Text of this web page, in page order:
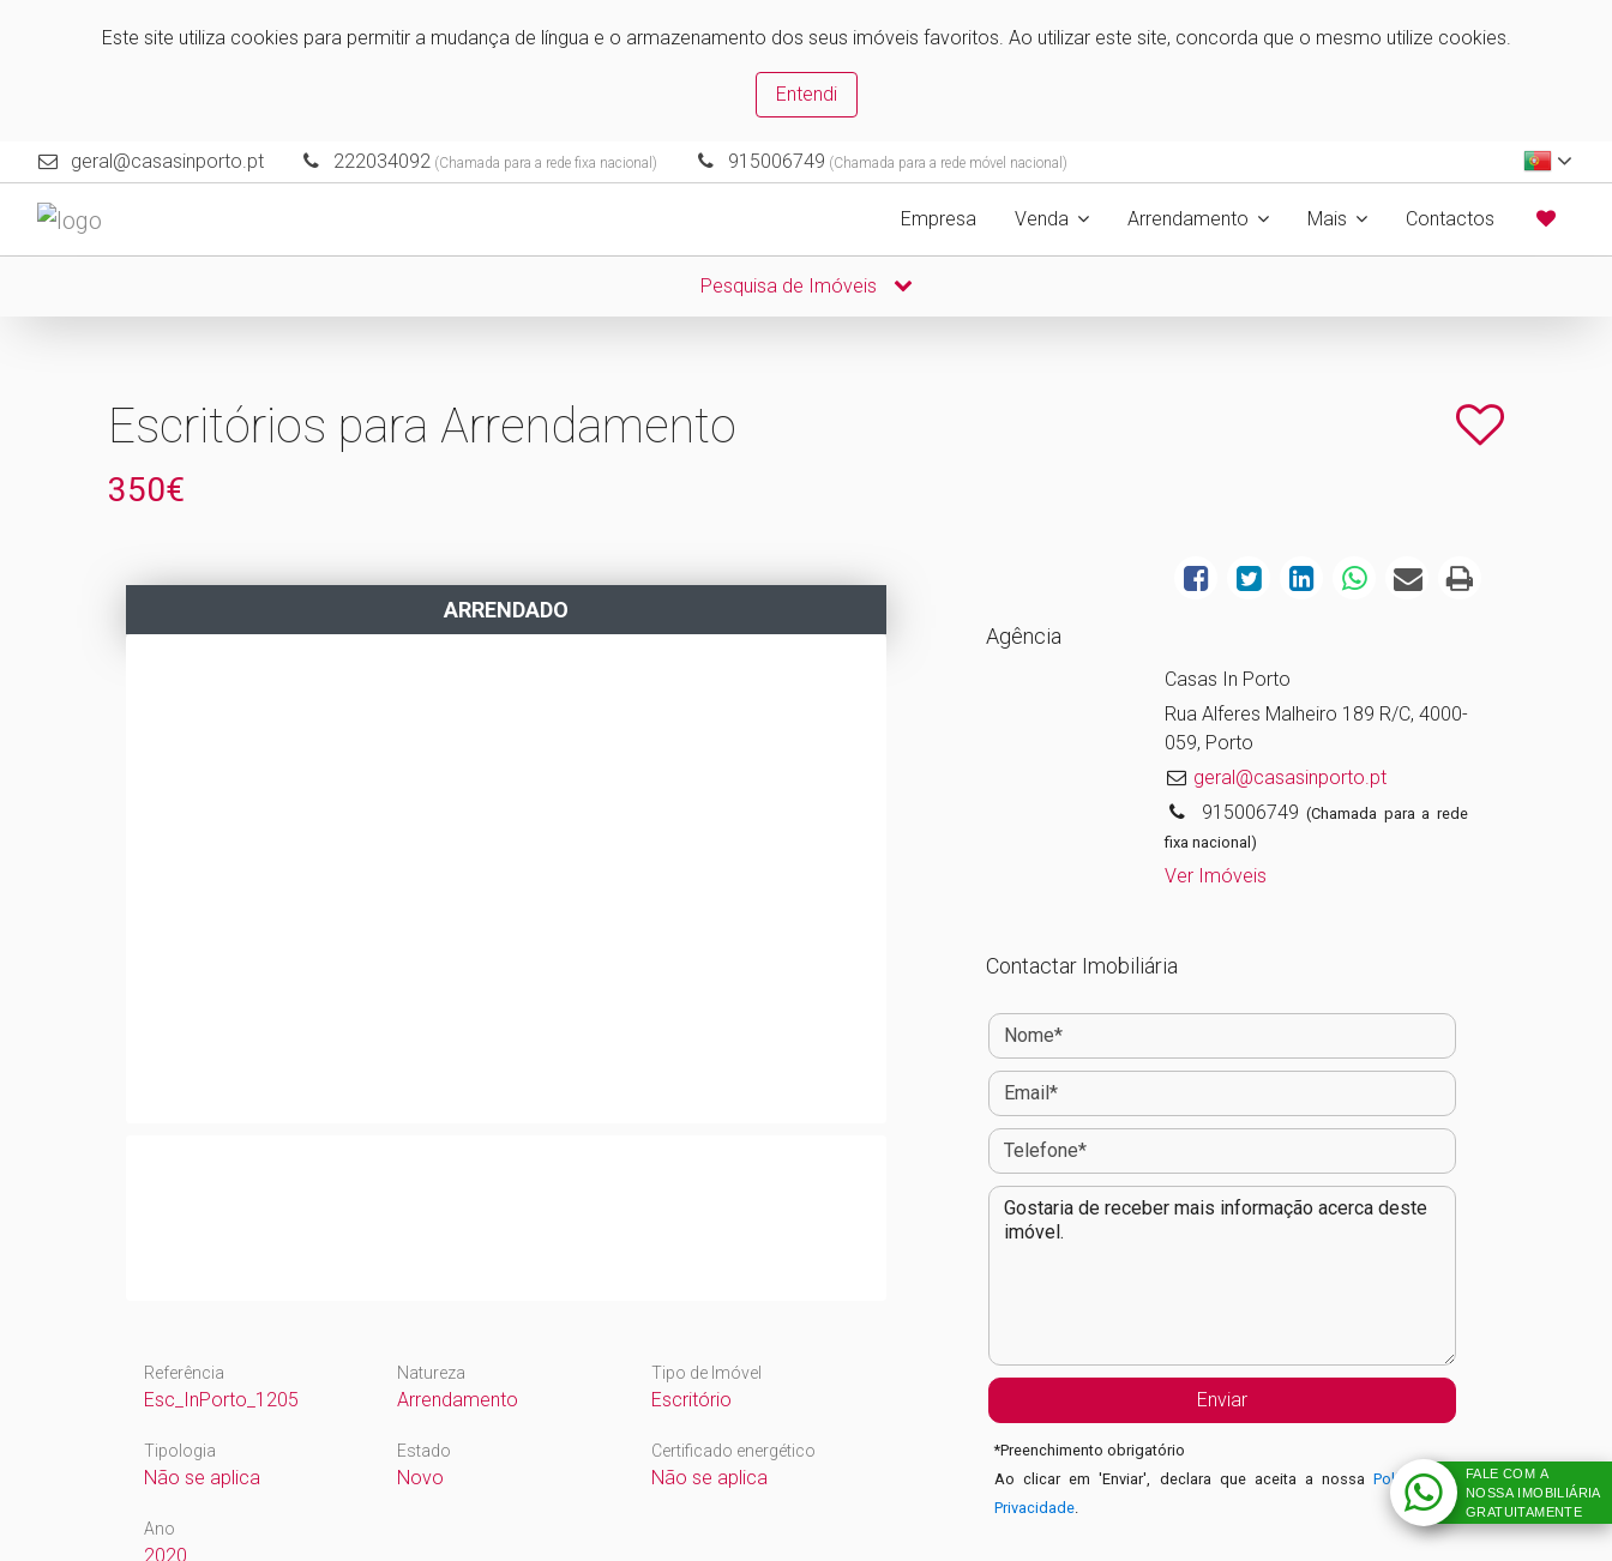
Este site utiliza cookies para permitir a mudança de língua e o armazenamento dos seus imóveis favoritos. Ao utilizar este site, concorda que o mesmo utilize cookies.
Entendi
geral@casasinporto.pt 222034092 (Chamada para a rede fixa nacional) 915006749 (Chamada para a rede móvel nacional)
Empresa Venda Arrendamento Mais Contactos
Pesquisa de Imóveis
Escritórios para Arrendamento
350€
ARRENDADO
Referência
Esc_InPorto_1205
Natureza
Arrendamento
Tipo de Imóvel
Escritório
Tipologia
Não se aplica
Estado
Novo
Certificado energético
Não se aplica
Ano
2020
Agência
Casas In Porto
Rua Alferes Malheiro 189 R/C, 4000-
059, Porto
geral@casasinporto.pt
915006749 (Chamada para a rede
fixa nacional)
Ver Imóveis
Contactar Imobiliária
*Preenchimento obrigatório
Ao clicar em 'Enviar', declara que aceita a nossaPolítica de
Privacidade.
FALE COM A
NOSSA IMOBILIÁRIA
GRATUITAMENTE